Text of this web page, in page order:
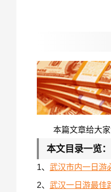
本篇文章给大
本文目录一览：
1、 武汉市内一日游
2、 武汉一日游最佳